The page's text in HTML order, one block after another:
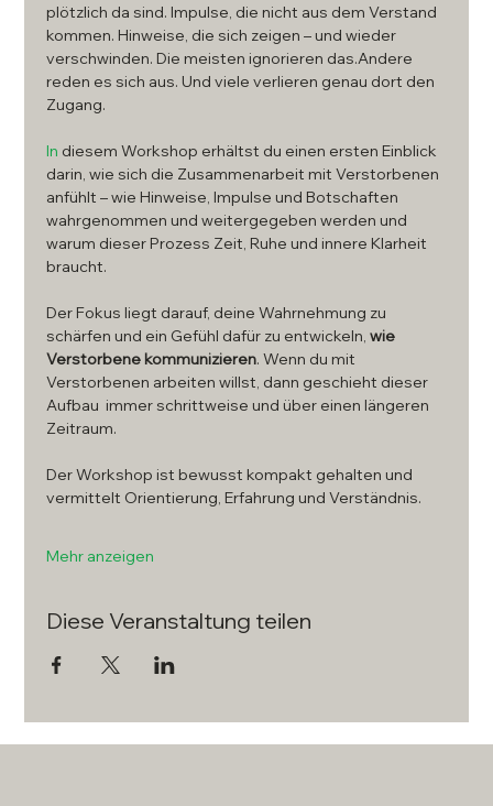
plötzlich da sind. Impulse, die nicht aus dem Verstand
kommen. Hinweise, die sich zeigen – und wieder
verschwinden. Die meisten ignorieren das.Andere
reden es sich aus. Und viele verlieren genau dort den
Zugang.
In diesem Workshop erhältst du einen ersten Einblick
darin, wie sich die Zusammenarbeit mit Verstorbenen
anfühlt – wie Hinweise, Impulse und Botschaften
wahrgenommen und weitergegeben werden und
warum dieser Prozess Zeit, Ruhe und innere Klarheit
braucht.
Der Fokus liegt darauf, deine Wahrnehmung zu
schärfen und ein Gefühl dafür zu entwickeln, wie
Verstorbene kommunizieren. Wenn du mit
Verstorbenen arbeiten willst, dann geschieht dieser
Aufbau  immer schrittweise und über einen längeren
Zeitraum.
Der Workshop ist bewusst kompakt gehalten und
vermittelt Orientierung, Erfahrung und Verständnis.
Mehr anzeigen
Diese Veranstaltung teilen